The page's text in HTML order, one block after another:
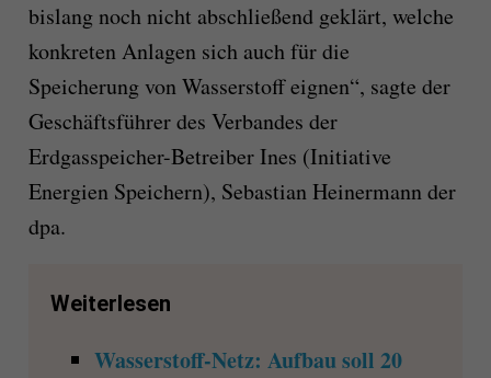
bislang noch nicht abschließend geklärt, welche
konkreten Anlagen sich auch für die
Speicherung von Wasserstoff eignen“, sagte der
Geschäftsführer des Verbandes der
Erdgasspeicher-Betreiber Ines (Initiative
Energien Speichern), Sebastian Heinermann der
dpa.
Weiterlesen
Wasserstoff-Netz: Aufbau soll 20